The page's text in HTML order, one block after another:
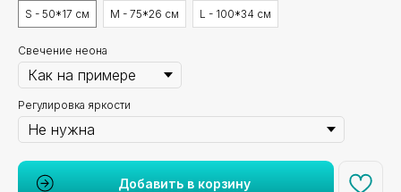
S - 50*17 см
M - 75*26 см L - 100*34 см
Свечение неона
Регулировка яркости
Добавить в корзину